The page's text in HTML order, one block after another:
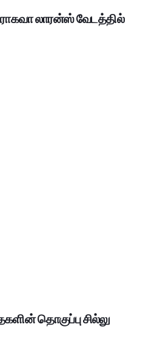
லாரன்ஸ் வேடத்தில்
தொகுப்பு சில்லு